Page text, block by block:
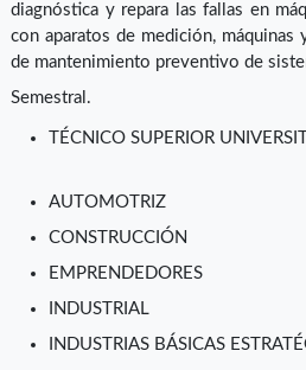
diagnóstica y repara las fallas en
con aparatos de medición, máquinas
de mantenimiento preventivo de
Semestral.
TÉCNICO SUPERIOR
AUTOMOTRIZ
CONSTRUCCIÓN
EMPRENDEDORES
INDUSTRIAL
INDUSTRIAS BÁSICAS